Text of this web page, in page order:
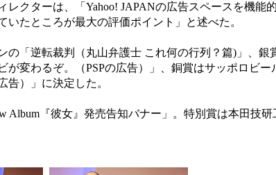
クターは、「Yahoo! JAPANの広告スペースを機能的
たところが最大の評価ポイント」と述べた。
「逆転裁判（丸山弁護士 これ何の行列？篇)」、銀
変わるぞ。（PSPの広告）」、銅賞はサッポロビー
告）」に決定した。
Album『彼女』発売告知バナー」。特別賞は本田技研